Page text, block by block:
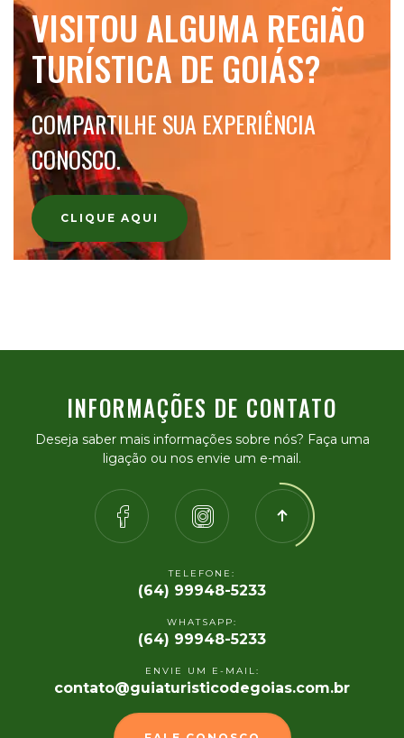
VISITOU ALGUMA REGIÃO
TURÍSTICA DE GOIÁS?
COMPARTILHE SUA EXPERIÊNCIA
CONOSCO.
CLIQUE AQUI
INFORMAÇÕES DE CONTATO
Deseja saber mais informações sobre nós? Faça uma
ligação ou nos envie um e-mail.
TELEFONE:
(64) 99948-5233
WHATSAPP:
(64) 99948-5233
ENVIE UM E-MAIL:
contato@guiaturisticodegoias.com.br